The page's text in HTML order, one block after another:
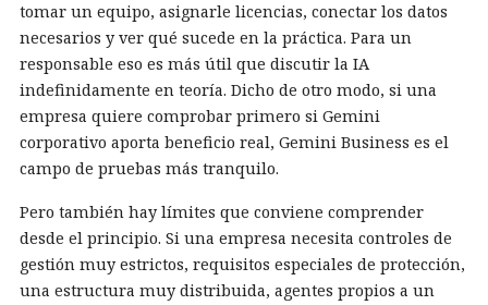
tomar un equipo, asignarle licencias, conectar los datos
necesarios y ver qué sucede en la práctica. Para un
responsable eso es más útil que discutir la IA
indefinidamente en teoría. Dicho de otro modo, si una
empresa quiere comprobar primero si Gemini
corporativo aporta beneficio real, Gemini Business es el
campo de pruebas más tranquilo.
Pero también hay límites que conviene comprender
desde el principio. Si una empresa necesita controles de
gestión muy estrictos, requisitos especiales de protección,
una estructura muy distribuida, agentes propios a un